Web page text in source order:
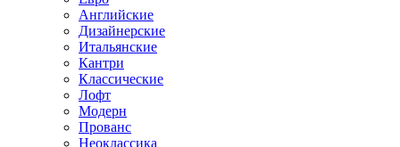
Английские
Дизайнерские
Итальянские
Кантри
Классические
Лофт
Модерн
Прованс
Неоклассика